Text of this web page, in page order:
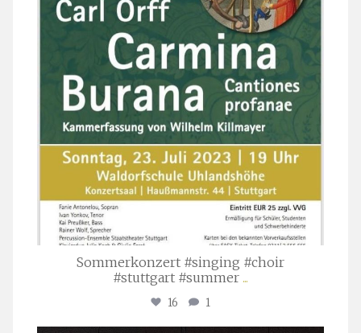
Sommerkonzert #singing #choir
#stuttgart #summer ...
16 1